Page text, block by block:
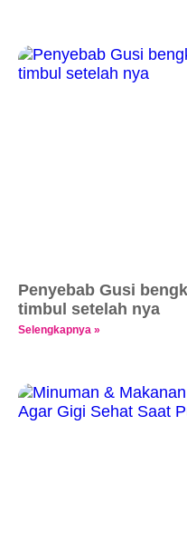
Penyebab Gusi
timbul setelah nya
Selengkapnya »